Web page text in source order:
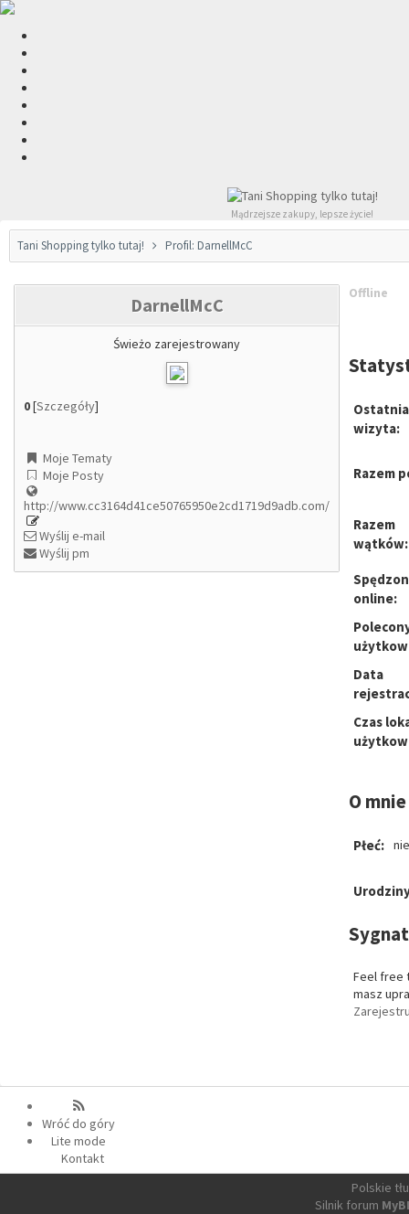
Mądrzejsze zakupy, lepsze życie!
Tani Shopping tylko tutaj! Profil: DarnellMcC
DarnellMcC
Świeżo zarejestrowany
0[Szczegóły]
Moje Tematy
Moje Posty
http://www.cc3164d41ce50765950e2cd1719d9adb.com/
Wyślij e-mail
Wyślij pm
Offline
Ostatnia
wizyta:
Razem
Razem
wątków:
online:
Data
Czas
O mnie
Płeć:
Feel free
masz
Wróć do góry
Lite mode
Kontakt
Polskie
Silnik forum